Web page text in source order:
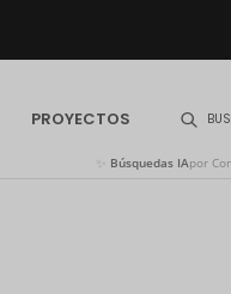
PROYECTOS
Búsquedas IApor